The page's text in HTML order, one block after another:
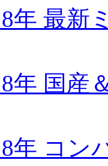
年 最新
年 国産
年 コン